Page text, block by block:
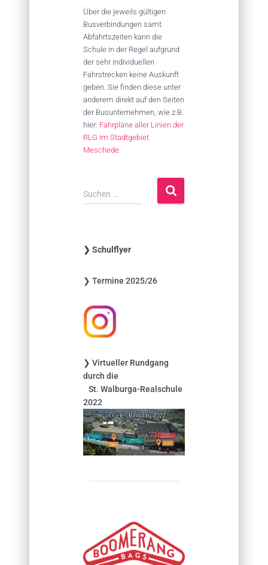
Über die jeweils gültigen
Busverbindungen samt
Abfahrtszeiten kann die
Schule in der Regel aufgrund
der sehr individuellen
Fahrstrecken keine Auskunft
geben. Sie finden diese unter
anderem direkt auf den Seiten
der Busunternehmen, wie z.B.
hier: Fahrpläne aller Linien der
RLG im Stadtgebiet
Meschede.
S
u
n
a
h
:
Suchen …
❯ Schulflyer
❯ Termine 2025/26
❯ Virtueller Rundgang
durch die
St. Walburga-Realschule
2022